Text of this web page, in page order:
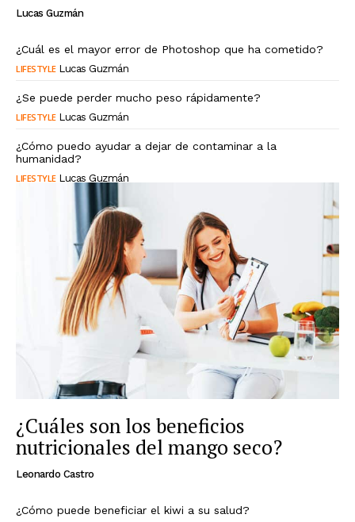
Lucas Guzmán
¿Cuál es el mayor error de Photoshop que ha cometido?
LIFESTYLE Lucas Guzmán
¿Se puede perder mucho peso rápidamente?
LIFESTYLE Lucas Guzmán
¿Cómo puedo ayudar a dejar de contaminar a la
humanidad?
LIFESTYLE Lucas Guzmán
¿Cuáles son los beneficios
nutricionales del mango seco?
Leonardo Castro
¿Cómo puede beneficiar el kiwi a su salud?